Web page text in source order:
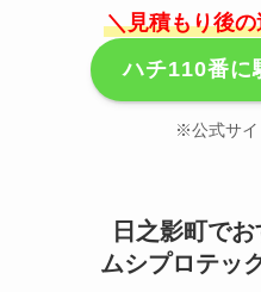
＼見積もり後
ハチ110番に
※公式サイ
日之影町で
ムシプロテッ